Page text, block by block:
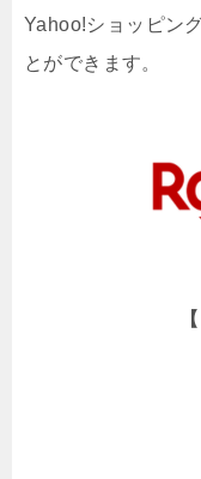
Yahoo!ショッピン
とができます。